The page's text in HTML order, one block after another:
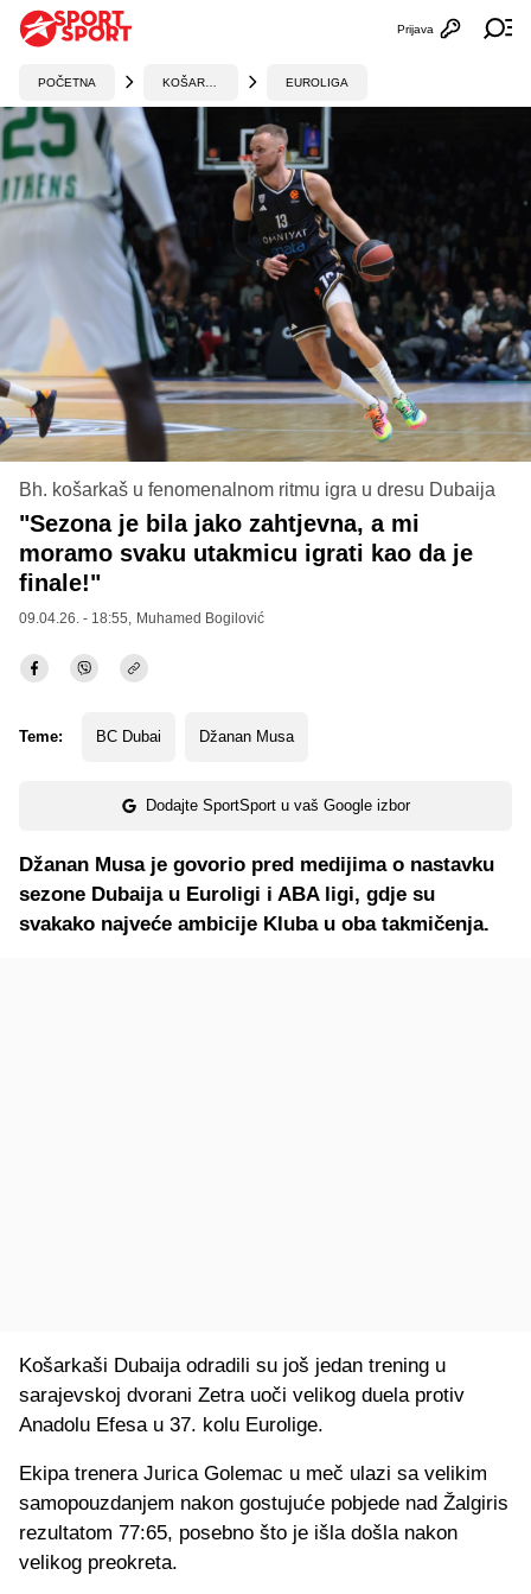
Otvori
Prijava
POČETNA EUROLIGA
Bh. košarkaš u fenomenalnom ritmu igra u dresu Dubaija
"Sezona je bila jako zahtjevna, a mi
moramo svaku utakmicu igrati kao da je
finale!"
09.04.26. - 18:55, Muhamed Bogilović
Teme: BC Dubai Džanan Musa
Dodajte SportSport u vaš Google izbor
Džanan Musa je govorio pred medijima o nastavku
sezone Dubaija u Euroligi i ABA ligi, gdje su
svakako najveće ambicije Kluba u oba takmičenja.
Košarkaši Dubaija odradili su još jedan trening u
sarajevskoj dvorani Zetra uoči velikog duela protiv
Anadolu Efesa u 37. kolu Eurolige.
Ekipa trenera Jurica Golemac u meč ulazi sa velikim
samopouzdanjem nakon gostujuće pobjede nad Žalgiris
rezultatom 77:65, posebno što je išla došla nakon
velikog preokreta.